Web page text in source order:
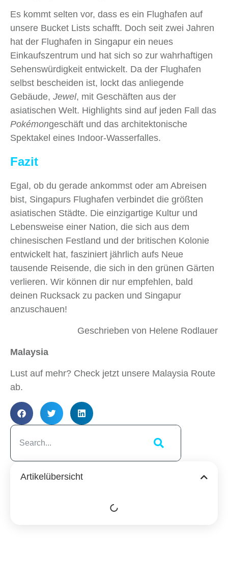
Es kommt selten vor, dass es ein Flughafen auf
unsere Bucket Lists schafft. Doch seit zwei Jahren
hat der Flughafen in Singapur ein neues
Einkaufszentrum und hat sich so zur wahrhaftigen
Sehenswürdigkeit entwickelt. Da der Flughafen
selbst bescheiden ist, lockt das anliegende
Gebäude, Jewel, mit Geschäften aus der
asiatischen Welt. Highlights sind auf jeden Fall das
Pokémongeschäft und das architektonische
Spektakel eines Indoor-Wasserfalles.
Fazit
Egal, ob du gerade ankommst oder am Abreisen
bist, Singapurs Flughafen verbindet die größten
asiatischen Städte. Die einzigartige Kultur und
Lebensweise einer Nation, die sich aus dem
chinesischen Festland und der britischen Kolonie
entwickelt hat, fasziniert jährlich aufs Neue
tausende Reisende, die sich in den grünen Gärten
verlieren. Wir können dir nur empfehlen, bald
deinen Rucksack zu packen und Singapur
anzuschauen!
Geschrieben von Helene Rodlauer
Malaysia
Lust auf mehr? Check jetzt unsere Malaysia Route
ab.
Artikelübersicht